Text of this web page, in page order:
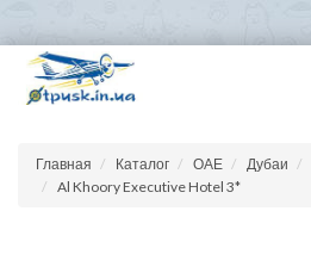
Главная Каталог ОАЕ Дубаи
Al Khoory Executive Hotel 3*